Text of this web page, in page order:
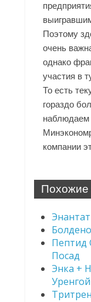
Поэтому
очень
однако
участия в
То есть
гораздо
компании
Похожие
Пептид
Посад
Энка +
Уренгой